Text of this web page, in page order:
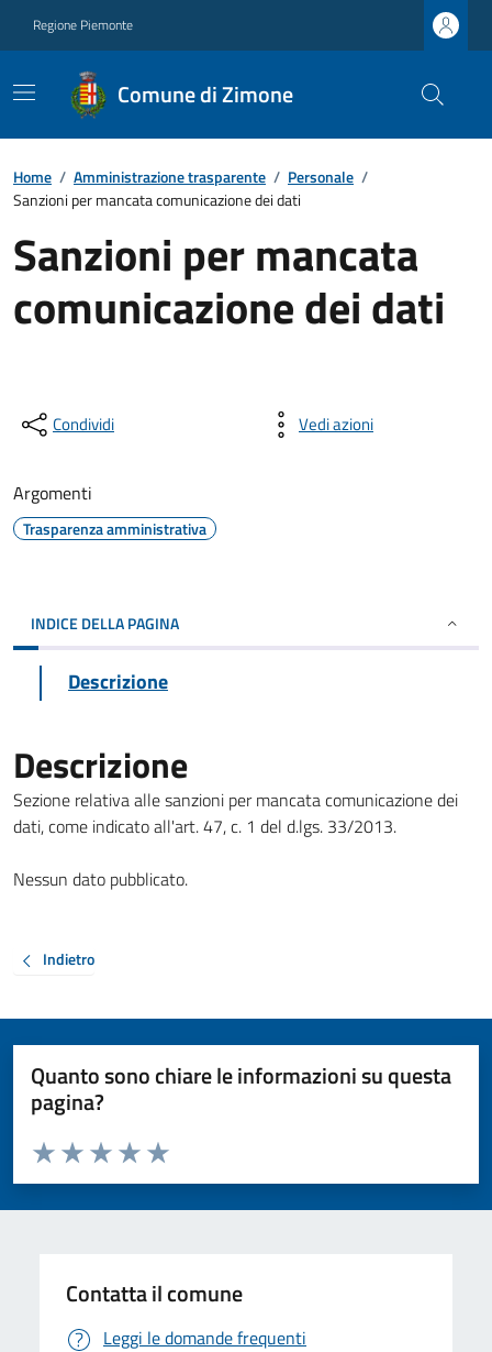
Regione Piemonte
Comune di Zimone
Home / Amministrazione trasparente / Personale /
Sanzioni per mancata comunicazione dei dati
Sanzioni per mancata
comunicazione dei dati
Condividi Vedi azioni
Argomenti
Trasparenza amministrativa
INDICE DELLA PAGINA
Descrizione
Descrizione
Sezione relativa alle sanzioni per mancata comunicazione dei
dati, come indicato all'art. 47, c. 1 del d.lgs. 33/2013.
Nessun dato pubblicato.
Indietro
Quanto sono chiare le informazioni su questa
pagina?
Valuta da 1 a 5 stelle la pagina
Valuta 5 stelle su 5
Valuta 4 stelle su 5
Valuta 3 stelle su 5
Valuta 2 stelle su 5
Valuta 1 stelle su 5
Contatta il comune
Leggi le domande frequenti